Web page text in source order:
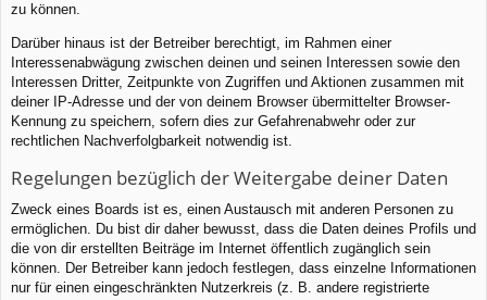
zu können.
Darüber hinaus ist der Betreiber berechtigt, im Rahmen einer
Interessenabwägung zwischen deinen und seinen Interessen sowie den
Interessen Dritter, Zeitpunkte von Zugriffen und Aktionen zusammen mit
deiner IP-Adresse und der von deinem Browser übermittelter Browser-
Kennung zu speichern, sofern dies zur Gefahrenabwehr oder zur
rechtlichen Nachverfolgbarkeit notwendig ist.
Regelungen bezüglich der Weitergabe deiner Daten
Zweck eines Boards ist es, einen Austausch mit anderen Personen zu
ermöglichen. Du bist dir daher bewusst, dass die Daten deines Profils und
die von dir erstellten Beiträge im Internet öffentlich zugänglich sein
können. Der Betreiber kann jedoch festlegen, dass einzelne Informationen
nur für einen eingeschränkten Nutzerkreis (z. B. andere registrierte